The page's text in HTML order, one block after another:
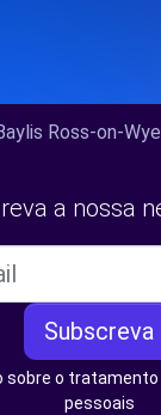
Ross-on-
a nossa
Subscreva
sobre o
pessoais